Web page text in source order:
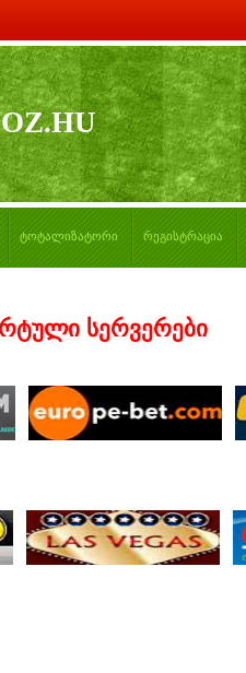
ტოტალიზატორი რეგისტრაცია
სერვერები